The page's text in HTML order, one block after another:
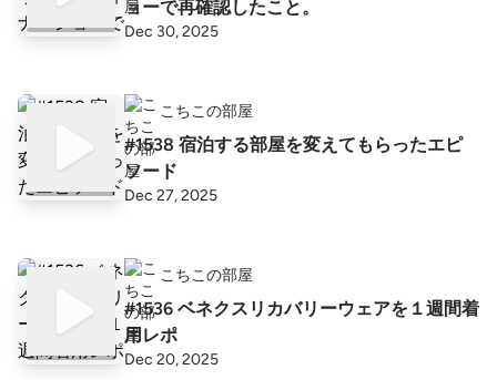
ョーで再確認したこと。
Dec 30, 2025
こちこの部屋
#1538 宿泊する部屋を変えてもらったエピ
ソード
Dec 27, 2025
こちこの部屋
#1536 ベネクスリカバリーウェアを１週間着
用レポ
Dec 20, 2025